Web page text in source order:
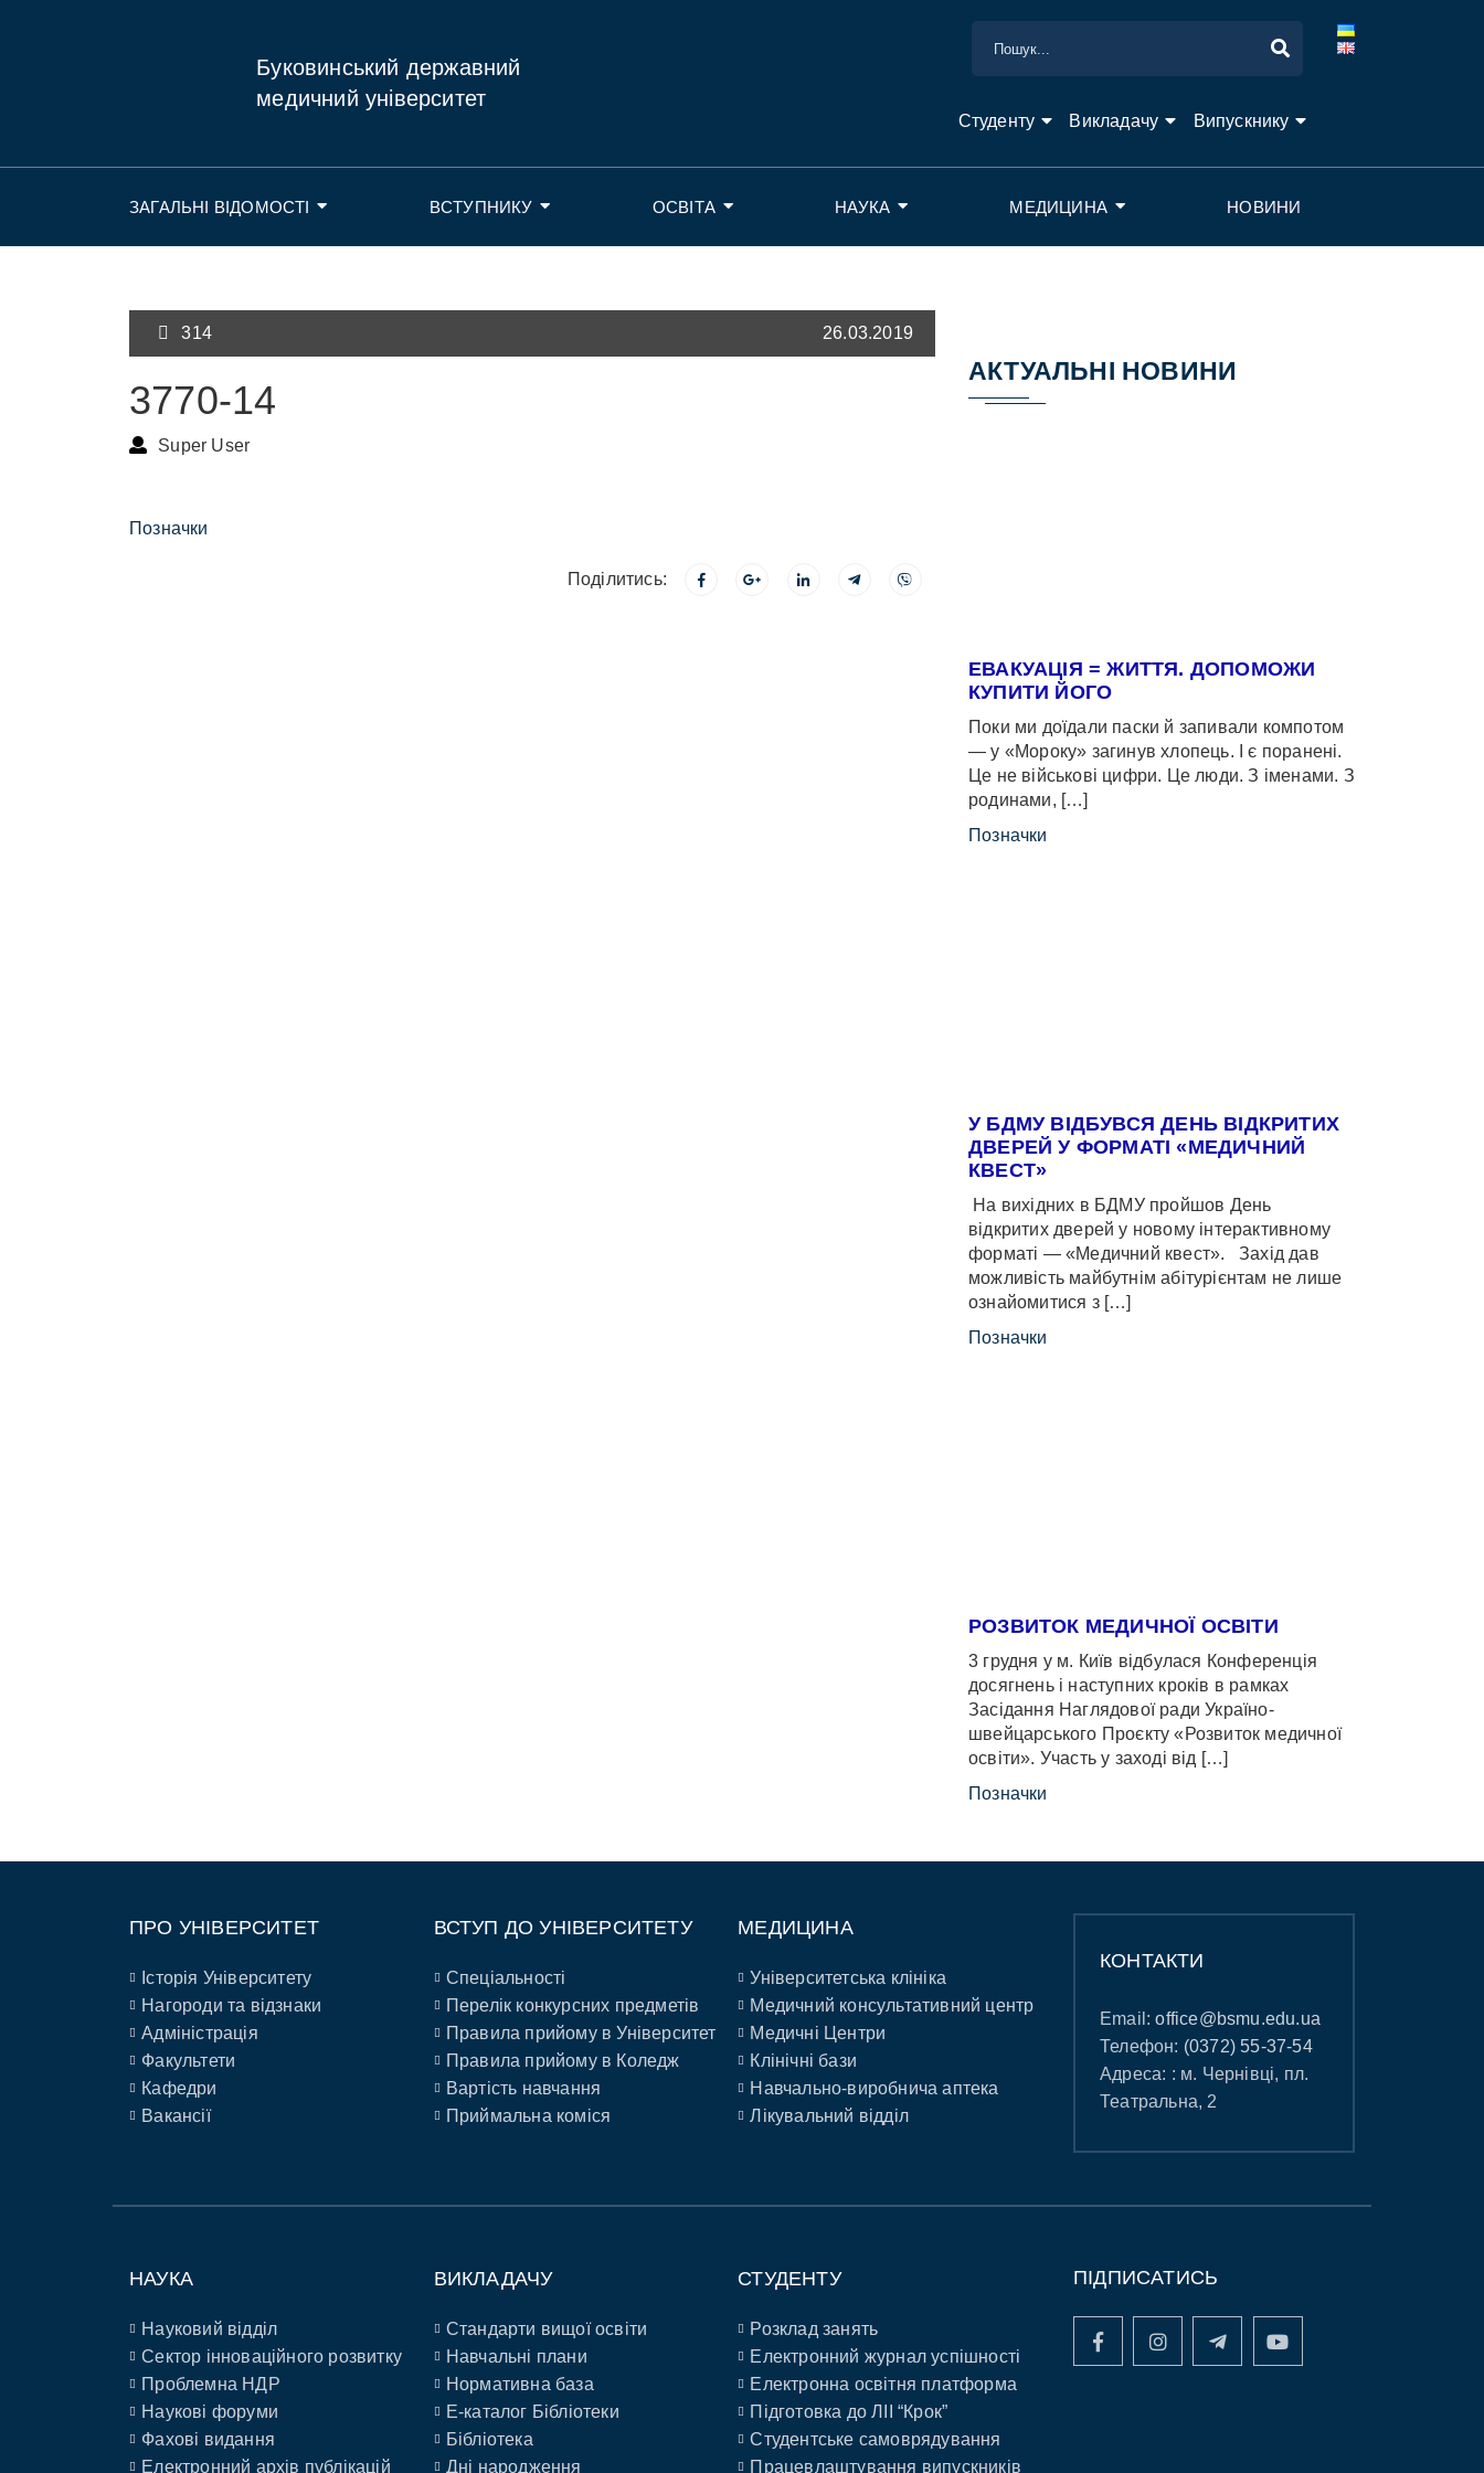
Буковинський державний
медичний університет
Студенту Викладачу Випускнику
ЗАГАЛЬНІ ВІДОМОСТІ ВСТУПНИКУ ОСВІТА НАУКА МЕДИЦИНА НОВИНИ
314 26.03.2019
3770-14
Super User
Позначки
Поділитись:
АКТУАЛЬНІ НОВИНИ
ЕВАКУАЦІЯ = ЖИТТЯ. ДОПОМОЖИ
КУПИТИ ЙОГО
Поки ми доїдали паски й запивали компотом
— у «Мороку» загинув хлопець. І є поранені.
Це не військові цифри. Це люди. З іменами. З
родинами, […]
Позначки
У БДМУ ВІДБУВСЯ ДЕНЬ ВІДКРИТИХ
ДВЕРЕЙ У ФОРМАТІ «МЕДИЧНИЙ
КВЕСТ»
На вихідних в БДМУ пройшов День
відкритих дверей у новому інтерактивному
форматі — «Медичний квест». Захід дав
можливість майбутнім абітурієнтам не лише
ознайомитися з […]
Позначки
РОЗВИТОК МЕДИЧНОЇ ОСВІТИ
3 грудня у м. Київ відбулася Конференція
досягнень і наступних кроків в рамках
Засідання Наглядової ради Україно-
швейцарського Проєкту «Розвиток медичної
освіти». Участь у заході від […]
Позначки
ПРО УНІВЕРСИТЕТ
Історія Університету
Нагороди та відзнаки
Адміністрація
Факультети
Кафедри
Вакансії
ВСТУП ДО УНІВЕРСИТЕТУ
Спеціальності
Перелік конкурсних предметів
Правила прийому в Університет
Правила прийому в Коледж
Вартість навчання
Приймальна коміся
МЕДИЦИНА
Університетська клініка
Медичний консультативний центр
Медичні Центри
Клінічні бази
Навчально-виробнича аптека
Лікувальний відділ
КОНТАКТИ
Email:office@bsmu.edu.ua
Телефон: (0372) 55-37-54
Адреса: : м. Чернівці, пл.
Театральна, 2
НАУКА
Науковий відділ
Сектор інноваційного розвитку
Проблемна НДР
Наукові форуми
Фахові видання
Електронний архів публікацій
ВИКЛАДАЧУ
Стандарти вищої освіти
Навчальні плани
Нормативна база
E-каталог Бібліотеки
Бібліотека
Дні народження
СТУДЕНТУ
Розклад занять
Електронний журнал успішності
Електронна освітня платформа
Підготовка до ЛІІ “Крок”
Студентське самоврядування
Працевлаштування випускників
ПІДПИСАТИСЬ